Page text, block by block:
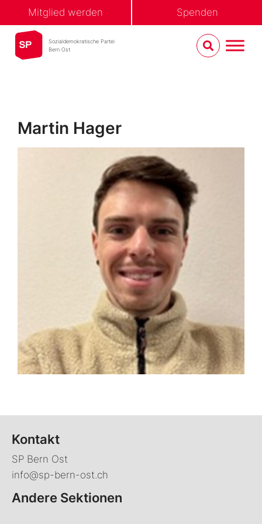
Mitglied werden Spenden
Sozialdemokratische Partei
Bern Ost
Martin Hager
Kontakt
SP Bern Ost
info@sp-bern-ost.ch
Andere Sektionen